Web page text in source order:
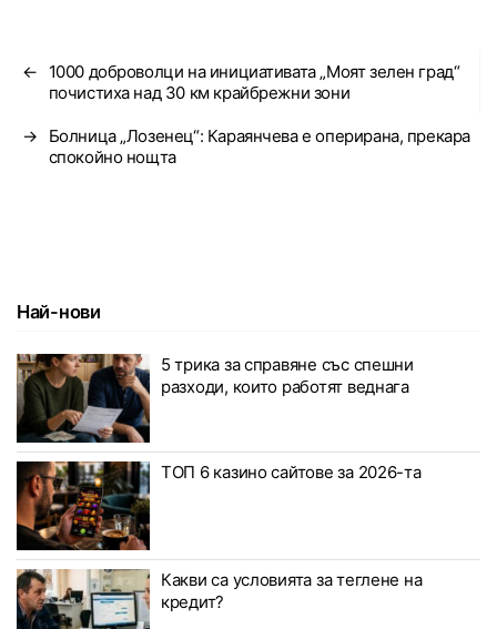
←
1000 доброволци на инициативата „Моят зелен град“
почистиха над 30 км крайбрежни зони
→
Болница „Лозенец“: Караянчева е оперирана, прекара
спокойно нощта
Най-нови
5 трика за справяне със спешни
разходи, които работят веднага
ТОП 6 казино сайтове за 2026-та
Какви са условията за теглене на
кредит?